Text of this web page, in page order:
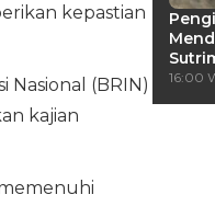
kepastian
(BRIN)
kajian
16:00